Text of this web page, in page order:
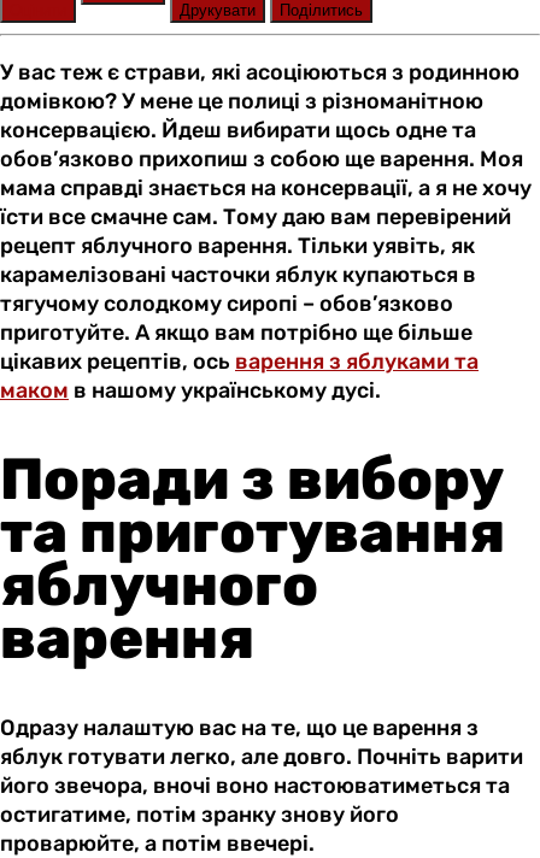
Друкувати
Поділитись
У вас теж є страви, які асоціюються з родинною
домівкою? У мене це полиці з різноманітною
консервацією. Йдеш вибирати щось одне та
обов’язково прихопиш з собою ще варення. Моя
мама справді знається на консервації, а я не хочу
їсти все смачне сам. Тому даю вам перевірений
рецепт яблучного варення. Тільки уявіть, як
карамелізовані часточки яблук купаються в
тягучому солодкому сиропі – обов’язково
приготуйте. А якщо вам потрібно ще більше
цікавих рецептів, ось варення з яблуками та
маком в нашому українському дусі.
Поради з вибору
та приготування
яблучного
варення
Одразу налаштую вас на те, що це варення з
яблук готувати легко, але довго. Почніть варити
його звечора, вночі воно настоюватиметься та
остигатиме, потім зранку знову його
проварюйте, а потім ввечері.